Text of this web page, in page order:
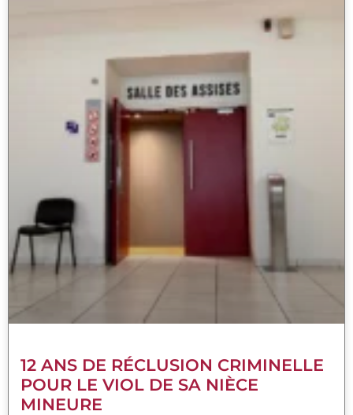
12 ANS DE RÉCLUSION CRIMINELLE
POUR LE VIOL DE SA NIÈCE
MINEURE